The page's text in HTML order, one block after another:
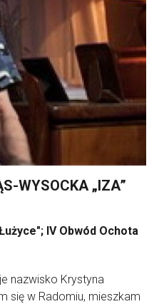
WYSOCKA „IZA”
IV Obwód Ochota
nazwisko Krystyna
się w Radomiu, mieszkam